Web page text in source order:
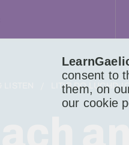
consent to
them, on
our cookie
LITIR DO LUCHD-